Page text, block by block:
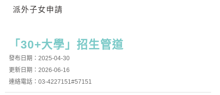
派外子女申請
「30+大學」招生管道
發布日期：2025-04-30
更新日期：2026-06-16
連絡電話：03-4227151#57151